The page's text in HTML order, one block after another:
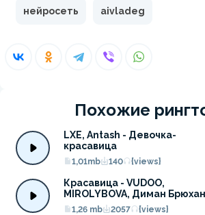
нейросеть aivladeg
Похожие
LXE, Antash - Девочка-
красавица
1,01mb 140 {views}
Красавица - VUDOO,
MIROLYBOVA, Диман
1,26 mb 2057 {views}